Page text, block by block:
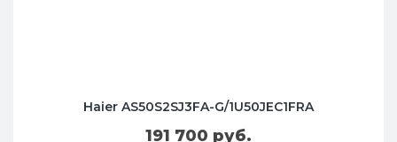
Haier AS50S2SJ3FA-G/1U50JEC1FRA
191 700 руб.